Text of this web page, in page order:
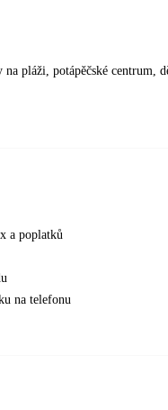
pláži, potápěčské centrum,
a poplatků
na telefonu